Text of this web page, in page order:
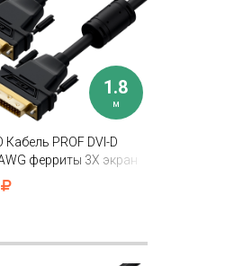
1.8
м
Кабель PROF DVI-D
ферриты 3X экран